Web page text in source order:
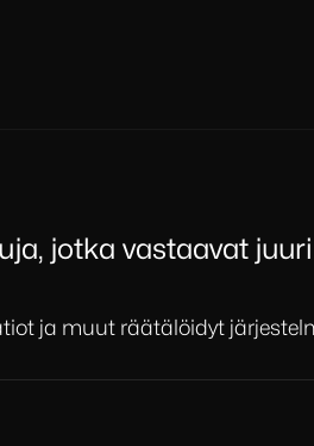
jotka vastaavat
ja muut räätälöidyt